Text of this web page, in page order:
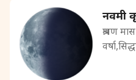
नवमी
श्रावण मास